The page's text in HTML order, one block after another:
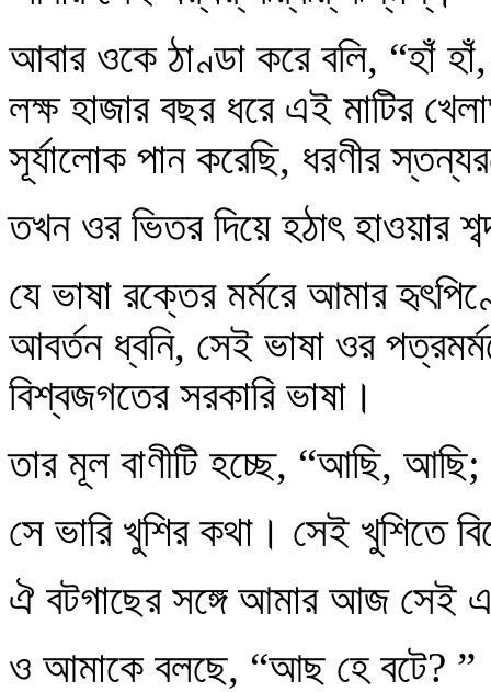
আবার ওকে ঠাণ্ডা করে বলি, “হাঁ
লক্ষ হাজার বছর ধরে এই মাটির
সূর্যালোক পান করেছি, ধরণীর
তখন ওর ভিতর দিয়ে হঠাৎ হাওয়ার
যে ভাষা রক্তের মর্মরে আমার
আবর্তন ধ্বনি, সেই ভাষা ওর
বিশ্বজগতের সরকারি ভাষা।
তার মূল বাণীটি হচ্ছে, “আছি,
সে ভারি খুশির কথা। সেই খুশিতে
ঐ বটগাছের সঙ্গে আমার আজ সেই
ও আমাকে বলছে, “আছ হে বটে? ”